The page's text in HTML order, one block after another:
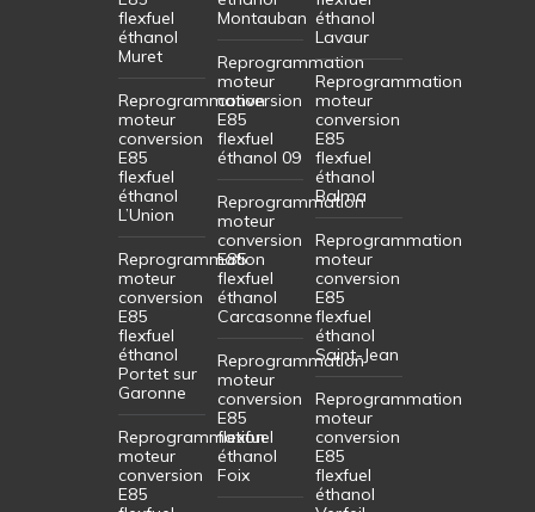
flexfuel
éthanol
Muret
Reprogrammation
moteur
conversion
E85
flexfuel
éthanol
L’Union
Reprogrammation
moteur
conversion
E85
flexfuel
éthanol
Portet sur
Garonne
Reprogrammation
moteur
conversion
E85
Montauban
Reprogrammation
moteur
conversion
E85
flexfuel
éthanol 09
Reprogrammation
moteur
conversion
E85
flexfuel
éthanol
Carcasonne
Reprogrammation
moteur
conversion
E85
flexfuel
éthanol
Foix
éthanol
Lavaur
Reprogrammation
moteur
conversion
E85
flexfuel
éthanol
Balma
Reprogrammation
moteur
conversion
E85
flexfuel
éthanol
Saint-Jean
Reprogrammation
moteur
conversion
E85
flexfuel
éthanol